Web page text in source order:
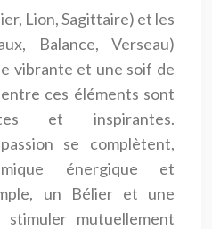
Lion, Sagittaire) et les
Balance, Verseau)
vibrante et une soif de
ces éléments sont
et inspirantes.
se complètent,
énergique et
un Bélier et une
mutuellement